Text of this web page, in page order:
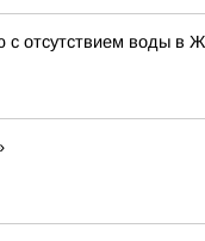
с отсутствием воды в